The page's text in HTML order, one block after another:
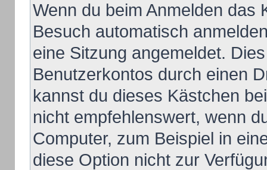
Wenn du beim Anmelden das
Besuch automatisch
eine Sitzung angemeldet.
Benutzerkontos durch einen
kannst du dieses Kästchen
nicht empfehlenswert, wenn
Computer, zum Beispiel in
diese Option nicht zur